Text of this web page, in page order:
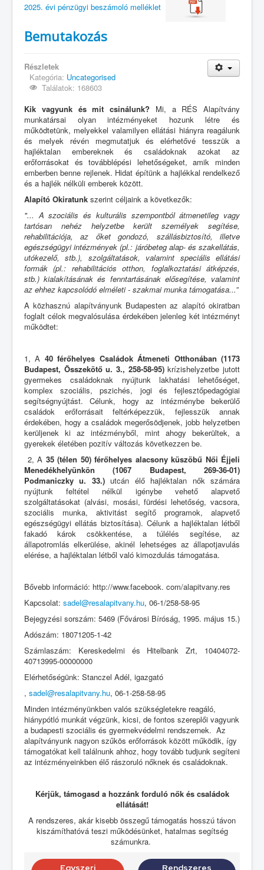
2025. évi pénzügyi beszámoló melléklet
Bemutakozás
Részletek
Kategória: Uncategorised
Találatok: 168603
Kik vagyunk és mit csinálunk? Mi, a RÉS Alapítvány
munkatársai olyan intézményeket hozunk létre és
működtetünk, melyekkel valamilyen ellátási hiányra reagálunk
és melyek révén megmutatjuk és elérhetővé tesszük a
hajléktalan embereknek és családoknak azokat az
erőforrásokat és továbblépési lehetőségeket, amik minden
emberben benne rejlenek. Hidat építünk a hajlékkal rendelkező
és a hajlék nélküli emberek között.
Alapító Okiratunk szerint céljaink a következők:
"... A szociális és kulturális szempontból átmenetileg vagy
tartósan nehéz helyzetbe került személyek segítése,
rehabilitációja, az őket gondozó, szállásbiztosító, illetve
egészségügyi intézmények (pl.: járóbeteg alap- és szakellátás,
utókezelő, stb.), szolgáltatások, valamint speciális ellátási
formák (pl.: rehabilitációs otthon, foglalkoztatási átképzés,
stb.) kialakításának és fenntartásának elősegítése, valamint
az ehhez kapcsolódó elméleti - szakmai munka támogatása...”
A közhasznú alapítványunk Budapesten az alapító okiratban
foglalt célok megvalósulása érdekében jelenleg két intézményt
működtet:
1, A 40 férőhelyes Családok Átmeneti Otthonában (1173
Budapest, Összekötő u. 3., 258-58-95)krízishelyzetbe jutott
gyermekes családoknak nyújtunk lakhatási lehetőséget,
komplex szociális, pszichés, jogi és fejlesztőpedagógiai
segítségnyújtást. Célunk, hogy az intézménybe bekerülő
családok erőforrásait feltérképezzük, fejlesszük annak
érdekében, hogy a családok megerősödjenek, jobb helyzetben
kerüljenek ki az intézményből, mint ahogy bekerültek, a
gyerekek életében pozitív változás következzen be.
2, A 35 (télen 50) férőhelyes alacsony küszöbű Női Éjjeli
Menedékhelyünkön
(1067 Budapest, 269-36-01)
Podmaniczky u. 33.)utcán élő hajléktalan nők számára
nyújtunk feltétel nélkül igénybe vehető alapvető
szolgáltatásokat (alvási, mosási, fürdési lehetőség, vacsora,
szociális munka, aktivitást segítő programok, alapvető
egészségügyi ellátás biztosítása). Célunk a hajléktalan létből
fakadó károk csökkentése, a túlélés segítése, az
állapotromlás elkerülése, akinél lehetséges az állapotjavulás
elérése, a hajléktalan létből való kimozdulás támogatása.
Bővebb információ: http://www.facebook. com/alapitvany.res
Kapcsolat: sadel@resalapitvany.hu, 06-1/258-58-95
Bejegyzési sorszám: 5469 (Fővárosi Bíróság, 1995. május 15.)
Adószám: 18071205-1-42
Számlaszám: Kereskedelmi és Hitelbank Zrt, 10404072-
40713995-00000000
Elérhetőségünk: Stanczel Adél, igazgató
, sadel@resalapitvany.hu, 06-1-258-58-95
Minden intézményünkben valós szükségletekre reagáló,
hiánypótló munkát végzünk, kicsi, de fontos szereplői vagyunk
a budapesti szociális és gyermekvédelmi rendszernek. Az
alapítványunk nagyon szűkös erőforrások között működik, így
támogatókat kell találnunk ahhoz, hogy tovább tudjunk segíteni
az intézményeinkben élő rászoruló nőknek és családoknak.
Kérjük, támogasd a hozzánk forduló nők és családok
ellátását!
A rendszeres, akár kisebb összegű támogatás hosszú távon
kiszámíthatóvá teszi működésünket, hatalmas segítség
számunkra.